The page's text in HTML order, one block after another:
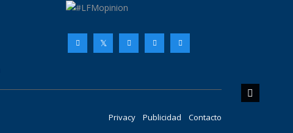
Privacy Publicidad Contacto